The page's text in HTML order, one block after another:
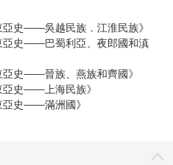
亞史——吳越民族．江淮民族》
亞史——巴蜀利亞、夜郎國和滇
亞史——晉族、燕族和齊國》
亞史——上海民族》
亞史——滿洲國》